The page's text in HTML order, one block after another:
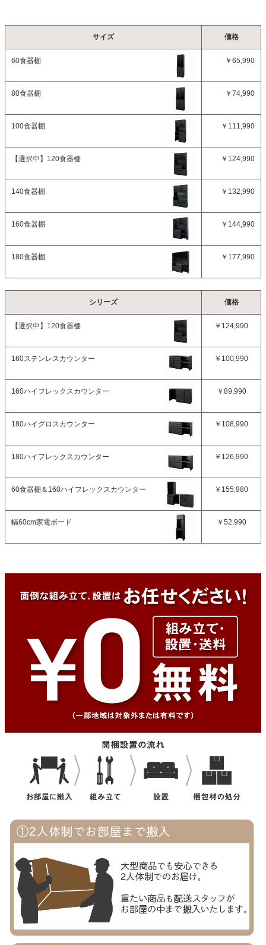
サイズ 価格
60食器棚 ￥65,990
80食器棚 ￥74,990
100食器棚 ￥111,990
【選択中】 120食器棚 ￥124,990
140食器棚 ￥132,990
160食器棚 ￥144,990
180食器棚 ￥177,990
シリーズ 価格
【選択中】 120食器棚 ￥124,990
160ステンレスカウンター ￥100,990
160ハイフレックスカウンター ￥89,990
180ハイグロスカウンター ￥108,990
180ハイフレックスカウンター ￥126,990
60食器棚＆160ハイフレックスカウンター ￥155,980
幅60cm家電ボード ￥52,990